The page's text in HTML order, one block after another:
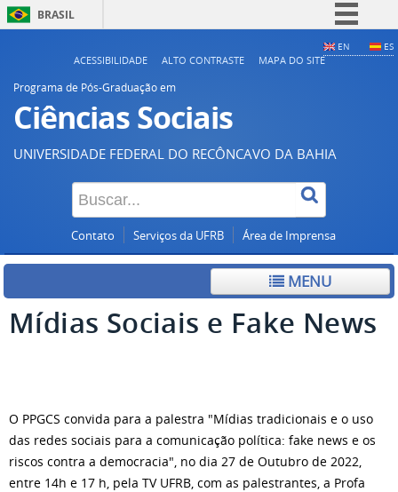
BRASIL
Acesso à informação
Legislação
Canais
EN ES
ACESSIBILIDADE ALTO CONTRASTE MAPA DO SITE
Programa de Pós-Graduação em
Ciências Sociais
UNIVERSIDADE FEDERAL DO RECÔNCAVO DA BAHIA
Contato Serviços da UFRB Área de Imprensa
MENU
Mídias Sociais e Fake News
O PPGCS convida para a palestra "Mídias tradicionais e o uso
das redes sociais para a comunicação política: fake news e os
riscos contra a democracia", no dia 27 de Outubro de 2022,
entre 14h e 17 h, pela TV UFRB, com as palestrantes, a Profa